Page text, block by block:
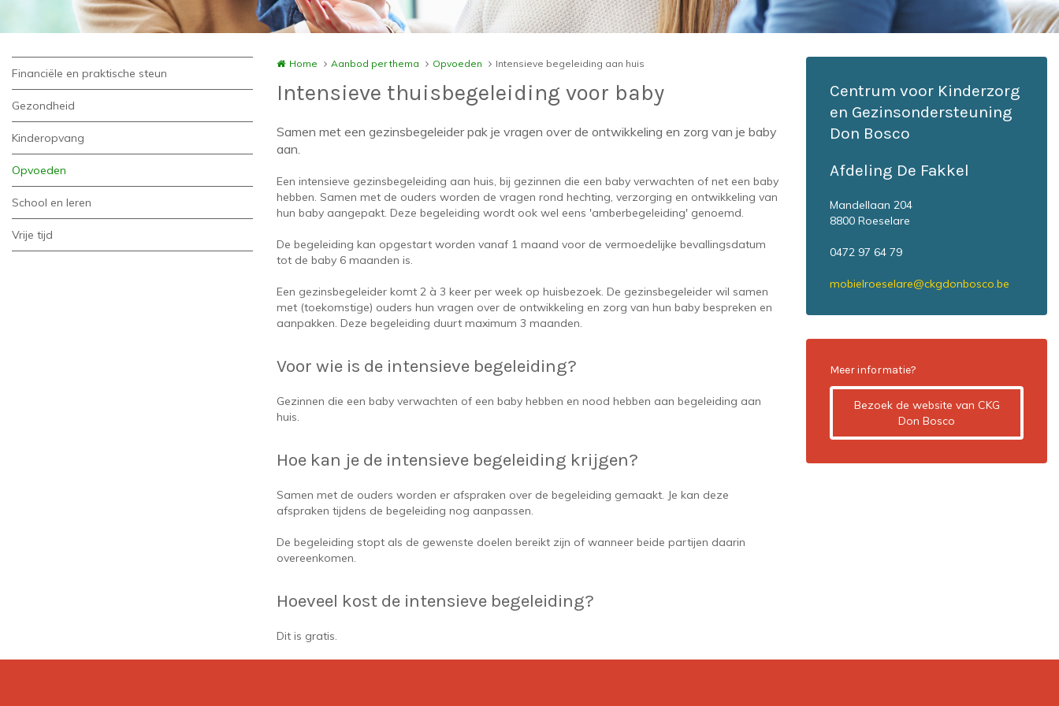
Financiële en praktische steun
Gezondheid
Kinderopvang
Opvoeden
School en leren
Vrije tijd
Home Aanbod per thema Opvoeden Intensieve begeleiding aan huis
Intensieve thuisbegeleiding voor baby
Samen met een gezinsbegeleider pak je vragen over de ontwikkeling en zorg van je baby
aan.
Een intensieve gezinsbegeleiding aan huis, bij gezinnen die een baby verwachten of net een baby
hebben. Samen met de ouders worden de vragen rond hechting, verzorging en ontwikkeling van
hun baby aangepakt. Deze begeleiding wordt ook wel eens 'amberbegeleiding' genoemd.
De begeleiding kan opgestart worden vanaf 1 maand voor de vermoedelijke bevallingsdatum
tot de baby 6 maanden is.
Een gezinsbegeleider komt 2 à 3 keer per week op huisbezoek. De gezinsbegeleider wil samen
met (toekomstige) ouders hun vragen over de ontwikkeling en zorg van hun baby bespreken en
aanpakken. Deze begeleiding duurt maximum 3 maanden.
Voor wie is de intensieve begeleiding?
Gezinnen die een baby verwachten of een baby hebben en nood hebben aan begeleiding aan
huis.
Hoe kan je de intensieve begeleiding krijgen?
Samen met de ouders worden er afspraken over de begeleiding gemaakt. Je kan deze
afspraken tijdens de begeleiding nog aanpassen.
De begeleiding stopt als de gewenste doelen bereikt zijn of wanneer beide partijen daarin
overeenkomen.
Hoeveel kost de intensieve begeleiding?
Dit is gratis.
Centrum voor Kinderzorg
en Gezinsondersteuning
Don Bosco
Afdeling De Fakkel
Mandellaan 204
8800 Roeselare
0472 97 64 79
mobielroeselare@ckgdonbosco.be
Meer informatie?
Bezoek de website van CKG
Don Bosco